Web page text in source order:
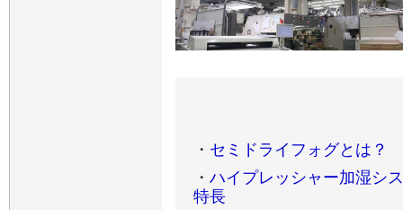
・ セミドライフォグとは？
・ ハイプレッシャー加湿シ
特長